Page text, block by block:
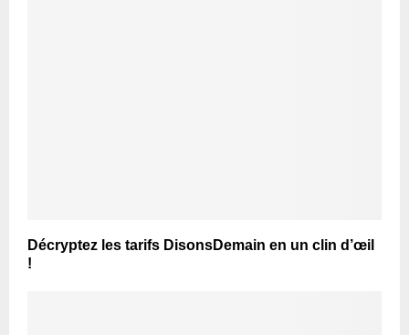
Décryptez les tarifs DisonsDemain en un clin d’œil
!